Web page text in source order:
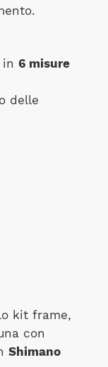
in 6 misure
delle
kit frame,
con
Shimano